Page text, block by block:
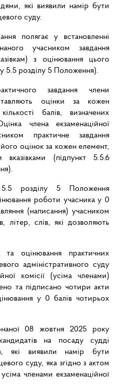
які виявили намір бути
суду.
полягає у встановленні
учасником завдання
з оцінювання цього
5.5 розділу 5 Положення).
завдання члени
оцінки за кожен
балів, визначених
члена екзаменаційної
практичне завдання
оцінок за кожен елемент,
(підпункт 5.5.6
5.5 розділу 5 Положення
роботи учасника у 0
(написання) учасником
літер, слів, які дозволяють
та оцінювання практичних
адміністративного суду
комісії (усіма членами)
та підписано чотири акти
у 0 балів чотирьох
08 жовтня 2025 року
на посаду судді
які виявили намір бути
суду, яка згідно з актом
членами екзаменаційної